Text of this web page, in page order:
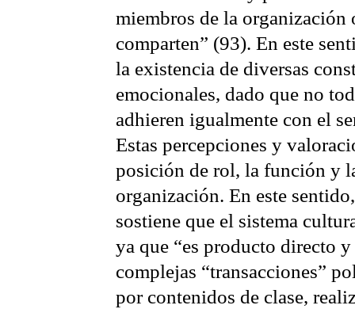
miembros de la organización
comparten” (93). En este
la existencia de diversas
emocionales, dado que no
adhieren igualmente con el
Estas percepciones y
posición de rol, la función y
organización. En este
sostiene que el sistema
ya que “es producto directo
complejas “transacciones”
por contenidos de clase,